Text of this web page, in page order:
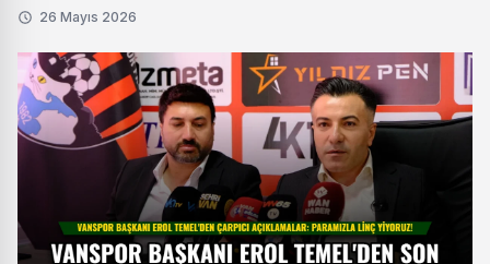
26 Mayıs 2026